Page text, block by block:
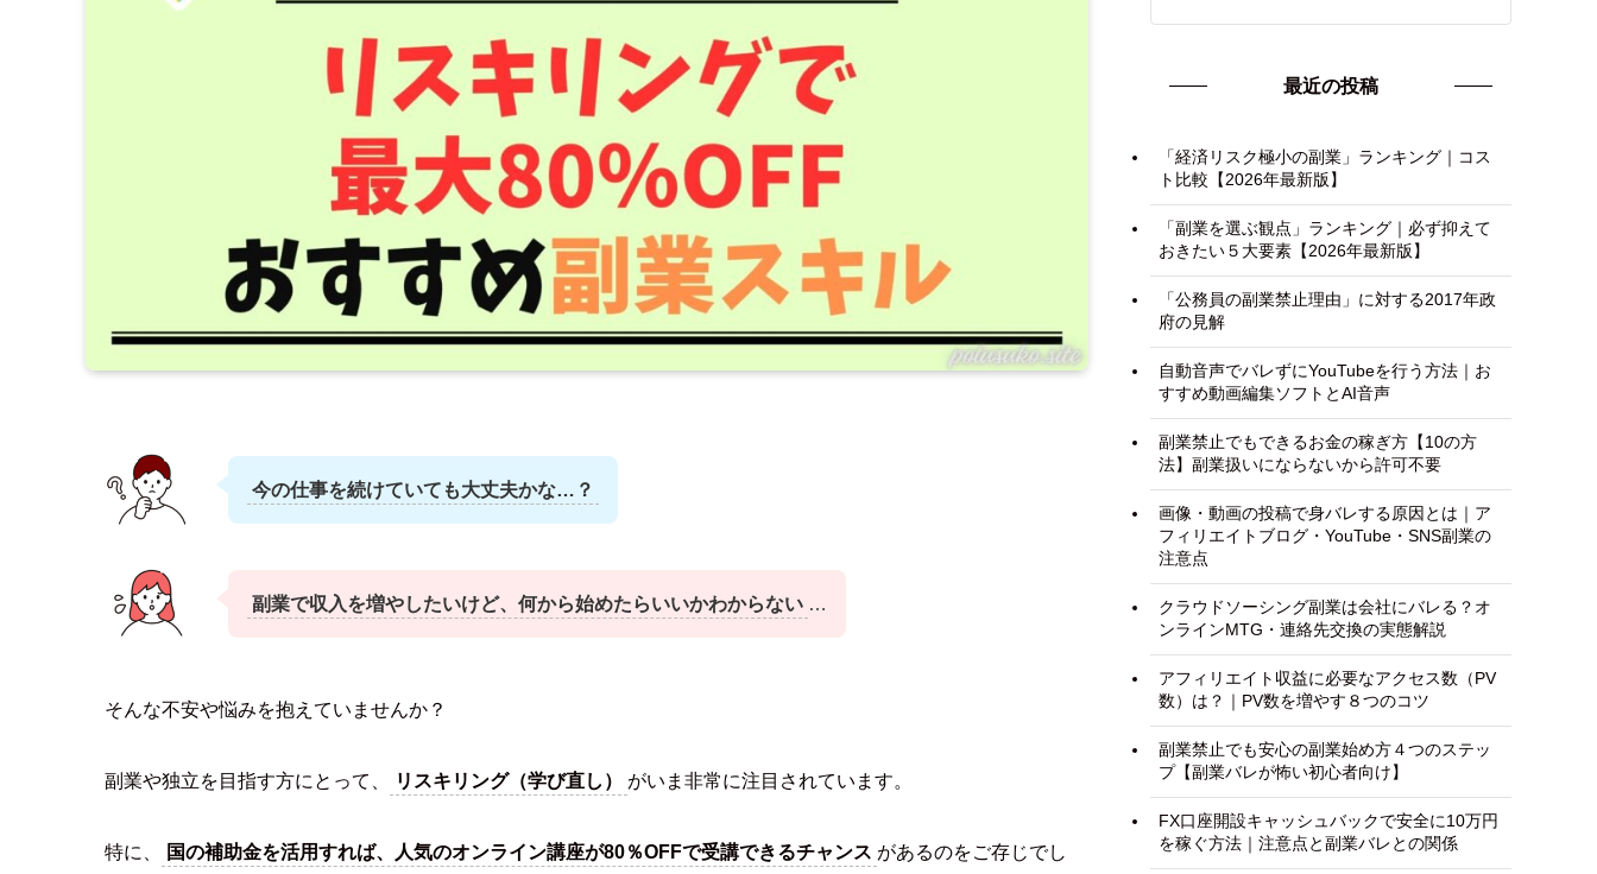
今の仕事を続けていても大丈夫かな…？
副業で収入を増やしたいけど、何から始めたらいいかわからない …
そんな不安や悩みを抱えていませんか？
副業や独立を目指す方にとって、 リスキリング（学び直し） がいま非常に注目されています。
特に、 国の補助金を活用すれば、人気のオンライン講座が80％OFFで受講できるチャンス があるのをご存じでし
最近の投稿
「経済リスク極小の副業」ランキング｜コス
ト比較【2026年最新版】
「副業を選ぶ観点」ランキング｜必ず抑えて
おきたい５大要素【2026年最新版】
「公務員の副業禁止理由」に対する2017年政
府の見解
自動音声でバレずにYouTubeを行う方法｜お
すすめ動画編集ソフトとAI音声
副業禁止でもできるお金の稼ぎ方【10の方
法】副業扱いにならないから許可不要
画像・動画の投稿で身バレする原因とは｜ア
フィリエイトブログ・YouTube・SNS副業の
注意点
クラウドソーシング副業は会社にバレる？オ
ンラインMTG・連絡先交換の実態解説
アフィリエイト収益に必要なアクセス数（PV
数）は？｜PV数を増やす８つのコツ
副業禁止でも安心の副業始め方４つのステッ
プ【副業バレが怖い初心者向け】
FX口座開設キャッシュバックで安全に10万円
を稼ぐ方法｜注意点と副業バレとの関係